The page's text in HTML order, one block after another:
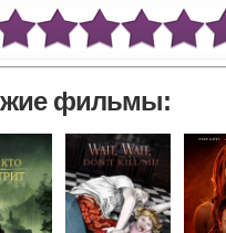
фильмы: